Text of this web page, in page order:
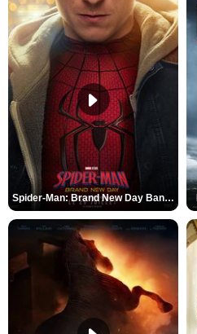
Spider-Man: Brand New Day Bande-annonce VO STFR